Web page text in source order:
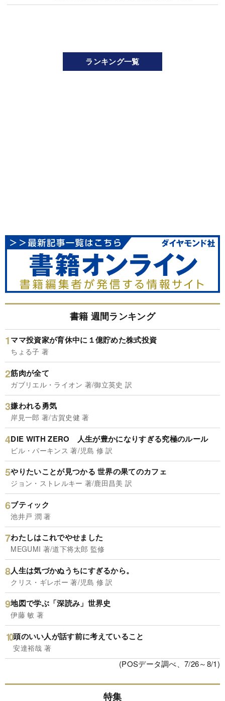
ランキング一覧
書籍 週間ランキング
ママ投資家が育休中に１億貯めた株式投資
ちょる子 著
筋肉が全て
ガブリエル・ライオン 著/御立英史 訳
嫌われる勇気
岸見一郎 著/古賀史健 著
DIE WITH ZERO 人生が豊かになりすぎる究極のルール
ビル・パーキンス 著/児島 修 訳
やりたいことが見つかる 世界の果てのカフェ
ジョン・ストレルキー 著/鹿田昌美 訳
ブティック
池井戸 潤 著
わたしはこれでやせました
MEGUMI 著/道下将太郎 監修
人生は気づかぬうちにすぎるから。
クリス・ギレボー 著/児島 修 訳
地図で学ぶ「深読み」世界史
伊藤 敏 著
頭のいい人が話す前に考えていること
安達裕哉 著
(POSデータ調べ、7/26～8/1)
特集